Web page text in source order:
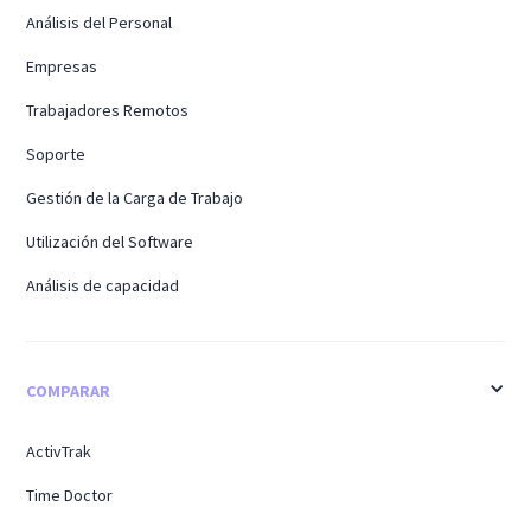
Análisis del Personal
Empresas
Trabajadores Remotos
Soporte
Gestión de la Carga de Trabajo
Utilización del Software
Análisis de capacidad
COMPARAR
ActivTrak
Time Doctor